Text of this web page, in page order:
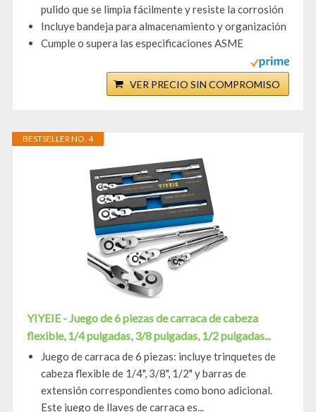
pulido que se limpia fácilmente y resiste la corrosión
Incluye bandeja para almacenamiento y organización
Cumple o supera las especificaciones ASME
VER PRECIO SIN COMPROMISO
BESTSELLER NO. 4
YIYEIE - Juego de 6 piezas de carraca de cabeza
flexible, 1/4 pulgadas, 3/8 pulgadas, 1/2 pulgadas...
Juego de carraca de 6 piezas: incluye trinquetes de
cabeza flexible de 1/4", 3/8", 1/2" y barras de
extensión correspondientes como bono adicional.
Este juego de llaves de carraca es...